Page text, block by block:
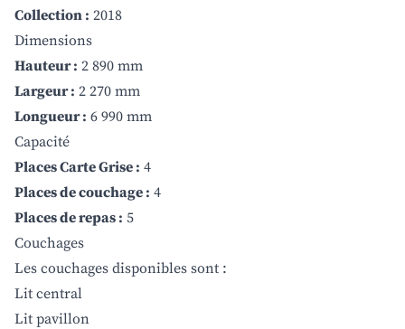
Collection : 2018
Dimensions
Hauteur : 2 890 mm
Largeur : 2 270 mm
Longueur : 6 990 mm
Capacité
Places Carte Grise : 4
Places de couchage : 4
Places de repas : 5
Couchages
Les couchages disponibles sont :
Lit central
Lit pavillon